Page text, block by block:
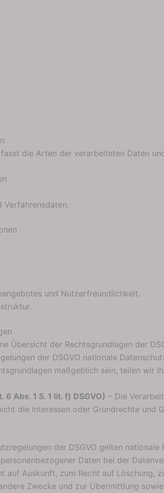
die Arten der verarbeiteten Daten
Verfahrensdaten.
und Nutzerfreundlichkeit.
Übersicht der Rechtsgrundlagen der
der DSGVO nationale
maßgeblich sein, teilen wir
Abs. 1 S. 1 lit. f) DSGVO) – Die
die Interessen oder Grundrechte und
der DSGVO gelten
Daten bei der
auf Auskunft, zum Recht auf
Zwecke und zur Übermittlung